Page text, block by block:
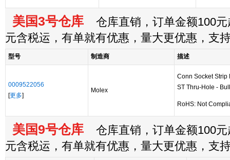
美国3号仓库 仓库直销，订单金额100元
元含税运，有单就有优惠，量大更优惠，支
型号 制造商 描述
0009522056
[更多]
Molex
Conn Socket Strip
ST Thru-Hole -
RoHS: Not
美国9号仓库 仓库直销，订单金额100元
元含税运，有单就有优惠，量大更优惠，支